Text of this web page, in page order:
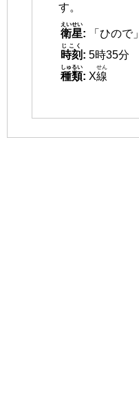
す。
衛星
えいせい
:
「ひので」
時刻
じこく
: 5時35分
種類
しゅるい
: X線
せん